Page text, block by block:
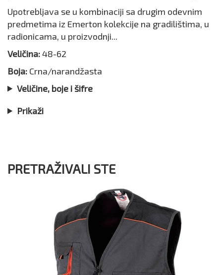
Upotrebljava se u kombinaciji sa drugim odevnim
predmetima iz Emerton kolekcije na gradilištima, u
radionicama, u proizvodnji...
Veličina:48-62
Boja: Crna/narandžasta
Veličine, boje i šifre
Prikaži
PRETRAŽIVALI STE